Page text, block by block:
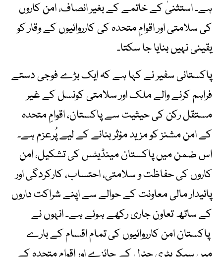
ہے۔ استثنیٰ کے خاتمے کے بغیر انصاف، امن کاروں
کی سلامتی اور اقوامِ متحدہ کی کارروائیوں کے وقار کو
یقینی نہیں بنایا جا سکتا۔
پاکستانی سفیر نے کہا ہے کہ ایک بڑے فوجی دستے
فراہم کرنے والے ملک اور سلامتی کونسل کے غیر
مستقل رکن کی حیثیت سے پاکستان، اقوامِ متحدہ
کے امن مشنز کو مزید مؤثر بنانے کے لیے پُرعزم ہے۔
اس ضمن میں پاکستان مینڈیٹس کی تشکیل، امن
کاروں کی حفاظت و سلامتی، احتساب، کارکردگی اور
پائیدار مالی معاونت کے حوالے سے اپنے شراکت داروں
کے ساتھ تعاون جاری رکھے ہوئے ہے۔ انہوں نے
پاکستان امن کارروائیوں کی تمام اقسام کے بارے